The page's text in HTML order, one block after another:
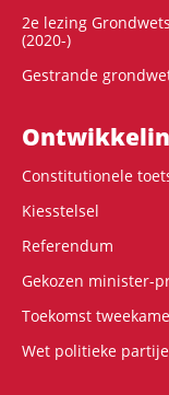
2e lezing
(2020-)
Gestrande
Constitutionele
Kiesstelsel
Referendum
Gekozen minister-
Toekomst
Wet politieke